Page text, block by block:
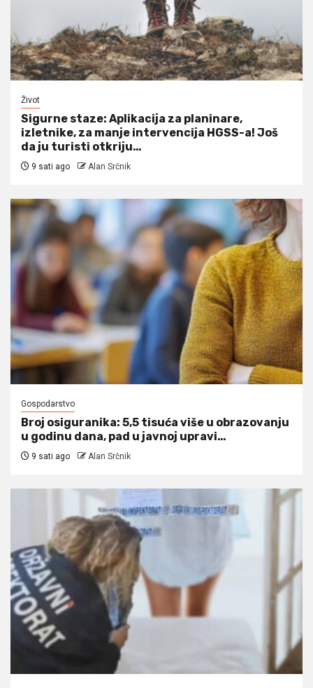
Život
Sigurne staze: Aplikacija za planinare,
izletnike, za manje intervencija HGSS-a! Još
da ju turisti otkriju…
9 sati ago Alan Srčnik
Gospodarstvo
Broj osiguranika: 5,5 tisuća više u obrazovanju
u godinu dana, pad u javnoj upravi…
9 sati ago Alan Srčnik